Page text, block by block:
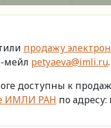
продажу
мейл petyaeva@imli.ru.
доступны к
ИМЛИ РАН по адресу: